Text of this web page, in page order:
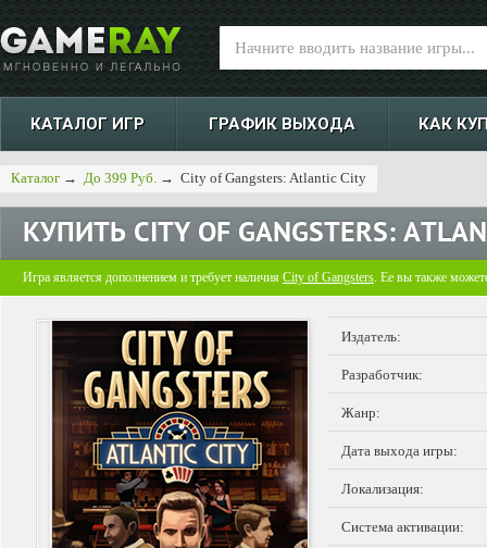
КАТАЛОГ ИГР ГРАФИК ВЫХОДА КАК
Каталог → До 399 Руб. → City of Gangsters: Atlantic City
КУПИТЬ CITY OF GANGSTERS:
Игра является дополнением и требует наличия City of Gangsters. Ее вы также
Издатель:
Разработчик:
Жанр:
Дата выхода игры:
Локализация:
Система активации: